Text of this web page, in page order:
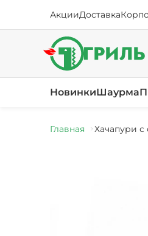
АкцииДоставка
НовинкиШаурма
Главная Хачапури